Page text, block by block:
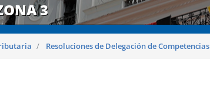
3
Resoluciones de Delegación de Competencias